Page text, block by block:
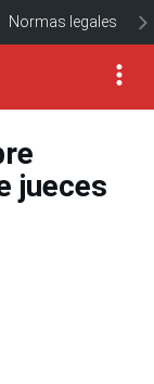
Normas legales
jueces